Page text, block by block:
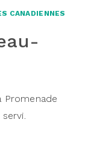
CANADIENNES
Promenade